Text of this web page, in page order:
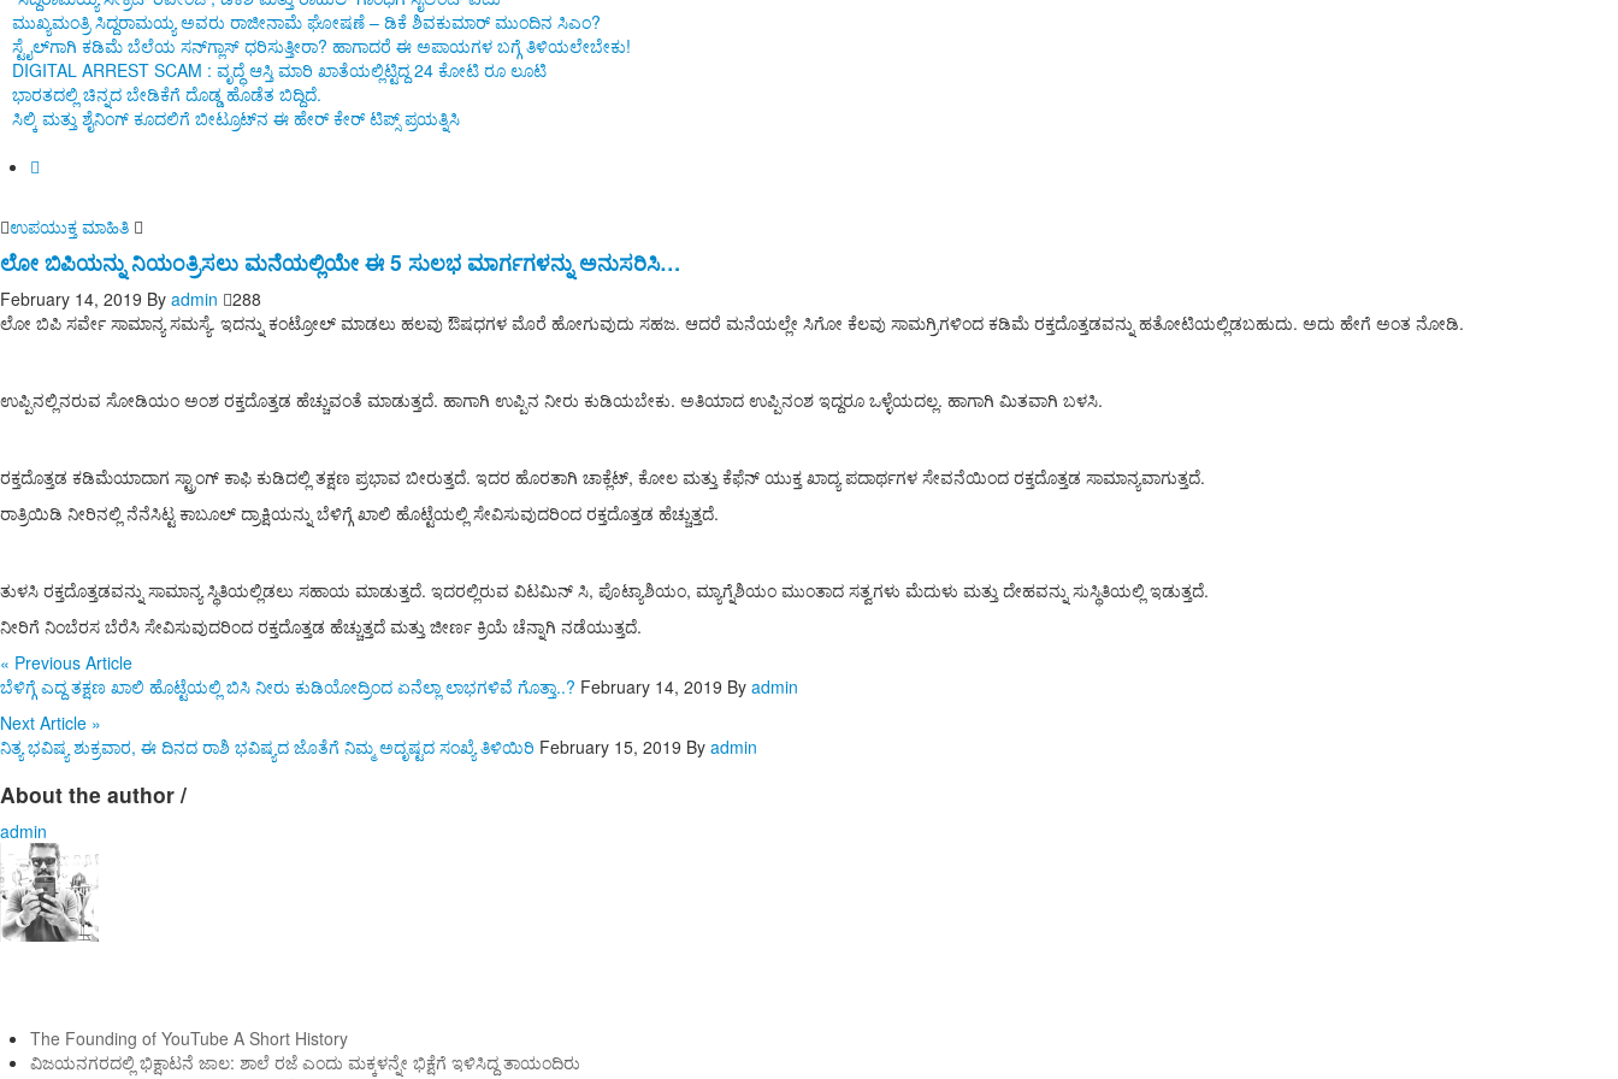
ಮುಖ್ಯಮಂತ್ರಿ ಸಿದ್ದರಾಮಯ್ಯ ಅವರು ರಾಜೀನಾಮೆ ಘೋಷಣೆ – ಡಿಕೆ ಶಿವಕುಮಾರ್ ಮುಂದಿನ ಸಿಎಂ?
ಸ್ಟೈಲ್‌ಗಾಗಿ ಕಡಿಮೆ ಬೆಲೆಯ ಸನ್‌ಗ್ಲಾಸ್ ಧರಿಸುತ್ತೀರಾ? ಹಾಗಾದರೆ ಈ ಅಪಾಯಗಳ ಬಗ್ಗೆ ತಿಳಿಯಲೇಬೇಕು!
DIGITAL ARREST SCAM : ವೃದ್ಧೆ ಆಸ್ತಿ ಮಾರಿ ಖಾತೆಯಲ್ಲಿಟ್ಟಿದ್ದ 24 ಕೋಟಿ ರೂ ಲೂಟಿ
ಭಾರತದಲ್ಲಿ ಚಿನ್ನದ ಬೇಡಿಕೆಗೆ ದೊಡ್ಡ ಹೊಡೆತ ಬಿದ್ದಿದೆ.
ಸಿಲ್ಕಿ ಮತ್ತು ಶೈನಿಂಗ್ ಕೂದಲಿಗೆ ಬೀಟ್ರೂಟ್‌ನ ಈ ಹೇರ್ ಕೇರ್ ಟಿಪ್ಸ್ ಪ್ರಯತ್ನಿಸಿ
ಉಪಯುಕ್ತ ಮಾಹಿತಿ
ಲೋ ಬಿಪಿಯನ್ನು ನಿಯಂತ್ರಿಸಲು ಮನೆಯಲ್ಲಿಯೇ ಈ 5 ಸುಲಭ ಮಾರ್ಗಗಳನ್ನು ಅನುಸರಿಸಿ…
February 14, 2019 By admin
288
ಲೋ ಬಿಪಿ ಸರ್ವೇ ಸಾಮಾನ್ಯ ಸಮಸ್ಯೆ. ಇದನ್ನು ಕಂಟ್ರೋಲ್ ಮಾಡಲು ಹಲವು ಔಷಧಗಳ ಮೊರೆ ಹೋಗುವುದು ಸಹಜ. ಆದರೆ ಮನೆಯಲ್ಲೇ ಸಿಗೋ ಕೆಲವು ಸಾಮಗ್ರಿಗಳಿಂದ ಕಡಿಮೆ ರಕ್ತದೊತ್ತಡವನ್ನು ಹತೋಟಿಯಲ್ಲಿಡಬಹುದು. ಅದು ಹೇಗೆ ಅಂತ ನೋಡಿ.
ಉಪ್ಪಿನಲ್ಲಿನರುವ ಸೋಡಿಯಂ ಅಂಶ ರಕ್ತದೊತ್ತಡ ಹೆಚ್ಚುವಂತೆ ಮಾಡುತ್ತದೆ. ಹಾಗಾಗಿ ಉಪ್ಪಿನ ನೀರು ಕುಡಿಯಬೇಕು. ಅತಿಯಾದ ಉಪ್ಪಿನಂಶ ಇದ್ದರೂ ಒಳ್ಳೆಯದಲ್ಲ. ಹಾಗಾಗಿ ಮಿತವಾಗಿ ಬಳಸಿ.
ರಕ್ತದೊತ್ತಡ ಕಡಿಮೆಯಾದಾಗ ಸ್ಟ್ರಾಂಗ್ ಕಾಫಿ ಕುಡಿದಲ್ಲಿ ತಕ್ಷಣ ಪ್ರಭಾವ ಬೀರುತ್ತದೆ. ಇದರ ಹೊರತಾಗಿ ಚಾಕ್ಲೆಟ್, ಕೋಲ ಮತ್ತು ಕೆಫೆನ್ ಯುಕ್ತ ಖಾದ್ಯ ಪದಾರ್ಥಗಳ ಸೇವನೆಯಿಂದ ರಕ್ತದೊತ್ತಡ ಸಾಮಾನ್ಯವಾಗುತ್ತದೆ.
ರಾತ್ರಿಯಿಡಿ ನೀರಿನಲ್ಲಿ ನೆನೆಸಿಟ್ಟ ಕಾಬೂಲ್ ದ್ರಾಕ್ಷಿಯನ್ನು ಬೆಳಿಗ್ಗೆ ಖಾಲಿ ಹೊಟ್ಟೆಯಲ್ಲಿ ಸೇವಿಸುವುದರಿಂದ ರಕ್ತದೊತ್ತಡ ಹೆಚ್ಚುತ್ತದೆ.
ತುಳಸಿ ರಕ್ತದೊತ್ತಡವನ್ನು ಸಾಮಾನ್ಯ ಸ್ಥಿತಿಯಲ್ಲಿಡಲು ಸಹಾಯ ಮಾಡುತ್ತದೆ. ಇದರಲ್ಲಿರುವ ವಿಟಮಿನ್ ಸಿ, ಪೊಟ್ಯಾಶಿಯಂ, ಮ್ಯಾಗ್ನೆಶಿಯಂ ಮುಂತಾದ ಸತ್ವಗಳು ಮೆದುಳು ಮತ್ತು ದೇಹವನ್ನು ಸುಸ್ಥಿತಿಯಲ್ಲಿ ಇಡುತ್ತದೆ.
ನೀರಿಗೆ ನಿಂಬೆರಸ ಬೆರೆಸಿ ಸೇವಿಸುವುದರಿಂದ ರಕ್ತದೊತ್ತಡ ಹೆಚ್ಚುತ್ತದೆ ಮತ್ತು ಜೀರ್ಣ ಕ್ರಿಯೆ ಚೆನ್ನಾಗಿ ನಡೆಯುತ್ತದೆ.
« Previous Article
ಬೆಳಿಗ್ಗೆ ಎದ್ದ ತಕ್ಷಣ ಖಾಲಿ ಹೊಟ್ಟೆಯಲ್ಲಿ ಬಿಸಿ ನೀರು ಕುಡಿಯೋದ್ರಿಂದ ಏನೆಲ್ಲಾ ಲಾಭಗಳಿವೆ ಗೊತ್ತಾ..? February 14, 2019 By admin
Next Article »
ನಿತ್ಯ ಭವಿಷ್ಯ ಶುಕ್ರವಾರ, ಈ ದಿನದ ರಾಶಿ ಭವಿಷ್ಯದ ಜೊತೆಗೆ ನಿಮ್ಮ ಅದೃಷ್ಟದ ಸಂಖ್ಯೆ ತಿಳಿಯಿರಿ February 15, 2019 By admin
About the author /
admin
The Founding of YouTube A Short History
ವಿಜಯನಗರದಲ್ಲಿ ಭಿಕ್ಷಾಟನೆ ಜಾಲ: ಶಾಲೆ ರಜೆ ಎಂದು ಮಕ್ಕಳನ್ನೇ ಭಿಕ್ಷೆಗೆ ಇಳಿಸಿದ್ದ ತಾಯಂದಿರು